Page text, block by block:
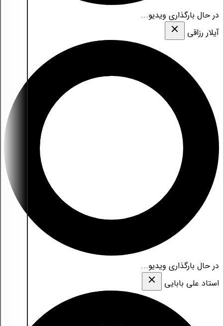
در حال بارگذاری ویدیو...
آیلار رزاقی
در حال بارگذاری ویدیو...
استاد علی بابایی